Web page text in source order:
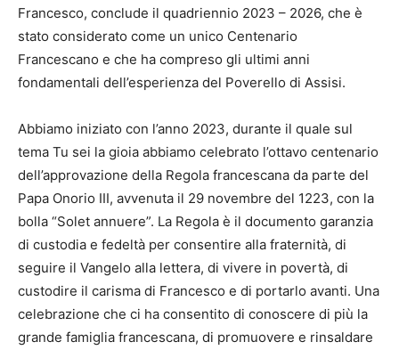
Francesco, conclude il quadriennio 2023 – 2026, che è
stato considerato come un unico Centenario
Francescano e che ha compreso gli ultimi anni
fondamentali dell’esperienza del Poverello di Assisi.
Abbiamo iniziato con l’anno 2023, durante il quale sul
tema Tu sei la gioia abbiamo celebrato l’ottavo centenario
dell’approvazione della Regola francescana da parte del
Papa Onorio III, avvenuta il 29 novembre del 1223, con la
bolla “Solet annuere”. La Regola è il documento garanzia
di custodia e fedeltà per consentire alla fraternità, di
seguire il Vangelo alla lettera, di vivere in povertà, di
custodire il carisma di Francesco e di portarlo avanti. Una
celebrazione che ci ha consentito di conoscere di più la
grande famiglia francescana, di promuovere e rinsaldare